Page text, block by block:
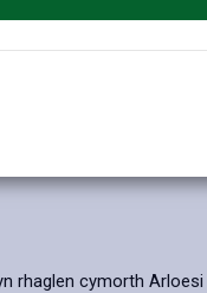
rhaglen cymorth